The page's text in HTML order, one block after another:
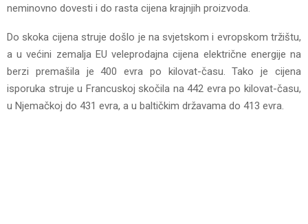
neminovno dovesti i do rasta cijena krajnjih proizvoda.
Do skoka cijena struje došlo je na svjetskom i evropskom tržištu,
a u većini zemalja EU veleprodajna cijena električne energije na
berzi premašila je 400 evra po kilovat-času. Tako je cijena
isporuka struje u Francuskoj skočila na 442 evra po kilovat-času,
u Njemačkoj do 431 evra, a u baltičkim državama do 413 evra.